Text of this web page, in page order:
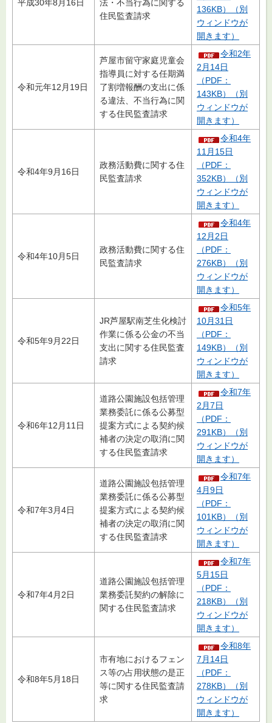
平成30年8月16日
法・不当行為に関する
住民監査請求
136KB）（別
ウィンドウが
開きます）
令和元年12月19日
芦屋市留守家庭児童会
指導員に対する任期満
了割増報酬の支出に係
る違法、不当行為に関
する住民監査請求
令和2年
2月14日
（PDF：
143KB）（別
ウィンドウが
開きます）
令和4年9月16日
政務活動費に関する住
民監査請求
令和4年
11月15日
（PDF：
352KB）（別
ウィンドウが
開きます）
令和4年10月5日
政務活動費に関する住
民監査請求
令和4年
12月2日
（PDF：
276KB）（別
ウィンドウが
開きます）
令和5年9月22日
JR芦屋駅南芝生化検討
作業に係る公金の不当
支出に関する住民監査
請求
令和5年
10月31日
（PDF：
149KB）（別
ウィンドウが
開きます）
令和6年12月11日
道路公園施設包括管理
業務委託に係る公募型
提案方式による契約候
補者の決定の取消に関
する住民監査請求
令和7年
2月7日
（PDF：
291KB）（別
ウィンドウが
開きます）
令和7年3月4日
道路公園施設包括管理
業務委託に係る公募型
提案方式による契約候
補者の決定の取消に関
する住民監査請求
令和7年
4月9日
（PDF：
101KB）（別
ウィンドウが
開きます）
令和7年4月2日
道路公園施設包括管理
業務委託契約の解除に
関する住民監査請求
令和7年
5月15日
（PDF：
218KB）（別
ウィンドウが
開きます）
令和8年5月18日
市有地におけるフェン
ス等の占用状態の是正
等に関する住民監査請
求
令和8年
7月14日
（PDF：
278KB）（別
ウィンドウが
開きます）